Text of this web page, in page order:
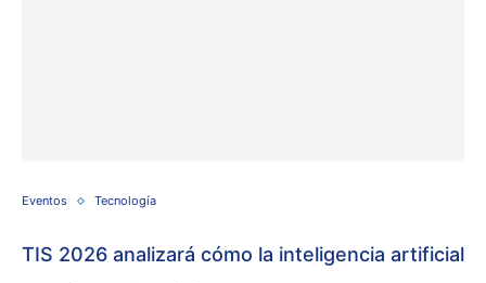
Eventos Tecnología
TIS 2026 analizará cómo la inteligencia artificial